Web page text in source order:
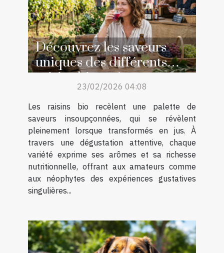
Découvrez les saveurs
uniques des différents
raisins bio en jus
23/02/2026 04:08
Les raisins bio recèlent une palette de
saveurs insoupçonnées, qui se révèlent
pleinement lorsque transformés en jus. À
travers une dégustation attentive, chaque
variété exprime ses arômes et sa richesse
nutritionnelle, offrant aux amateurs comme
aux néophytes des expériences gustatives
singulières...